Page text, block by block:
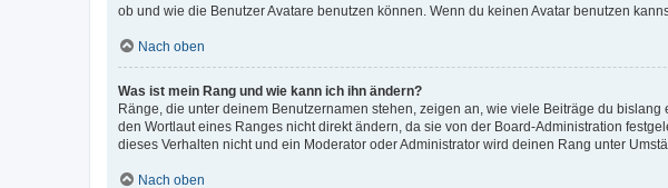
ob und wie die Benutzer Avatare benutzen können. Wenn du keinen Avatar benutzen
Nach oben
Was ist mein Rang und wie kann ich ihn ändern?
Ränge, die unter deinem Benutzernamen stehen, zeigen an, wie viele Beiträge du
den Wortlaut eines Ranges nicht direkt ändern, da sie von der Board-Administration
dieses Verhalten nicht und ein Moderator oder Administrator wird deinen Rang unter
Nach oben